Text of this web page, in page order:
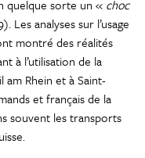
quelque sorte un « choc
Les analyses sur l’usage
montré des réalités
à l’utilisation de la
Rhein et à Saint-
et français de la
souvent les transports